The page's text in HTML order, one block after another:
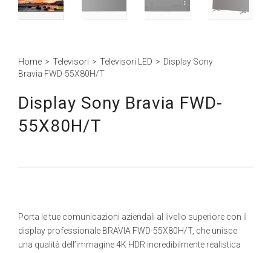
Home > Televisori > Televisori LED > Display Sony
Bravia FWD-55X80H/T
Display Sony Bravia FWD-
55X80H/T
Porta le tue comunicazioni aziendali al livello superiore con il
display professionale BRAVIA FWD-55X80H/T, che unisce
una qualità dell’immagine 4K HDR incredibilmente realistica